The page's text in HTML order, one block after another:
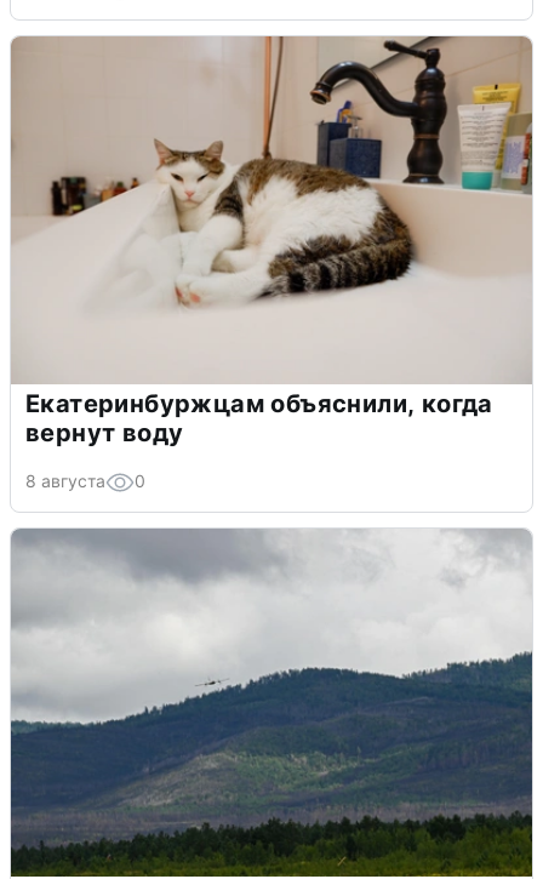
Екатеринбуржцам объяснили, когда
вернут воду
8 августа 0